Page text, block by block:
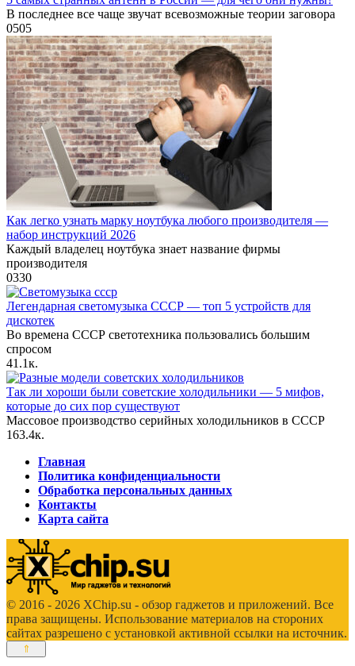
В последнее все чаще звучат всевозможные теории заговора
0505
Как легко узнать марку ноутбука любого производителя —
набор инструкций 2026
Каждый владелец ноутбука знает название фирмы
производителя
0330
Легендарная светомузыка СССР — топ 5 устройств для
дискотек
Во времена СССР светотехника пользовались большим
спросом
41.1к.
Так ли хороши были советские холодильники — 5 мифов,
которые до сих пор существуют
Массовое производство серийных холодильников в СССР
163.4к.
Главная
Политика конфиденциальности
Обработка персональных данных
Контакты
Карта сайта
© 2016 - 2026 XChip.su - обзор гаджетов и приложений. Все
права защищены. Использование материалов на стороних
сайтах разрешено с установкой активной ссылки на источник.